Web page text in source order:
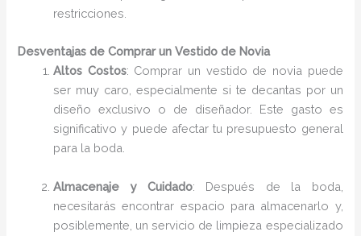
restricciones.
Desventajas de Comprar un Vestido de Novia
Altos Costos: Comprar un vestido de novia puede
ser muy caro, especialmente si te decantas por un
diseño exclusivo o de diseñador. Este gasto es
significativo y puede afectar tu presupuesto general
para la boda.
Almacenaje y Cuidado: Después de la boda,
necesitarás encontrar espacio para almacenarlo y,
posiblemente, un servicio de limpieza especializado